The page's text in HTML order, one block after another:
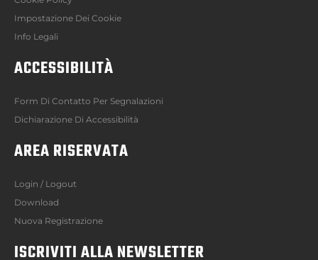
Impostazione Dei Cookie
Info Legali
ACCESSIBILITÀ
Form Di Contatto Per Segnalazioni
Dichiarazione Di Accessibilità
AREA RISERVATA
Login / Logout
Download
Nuova Registrazione
ISCRIVITI ALLA NEWSLETTER